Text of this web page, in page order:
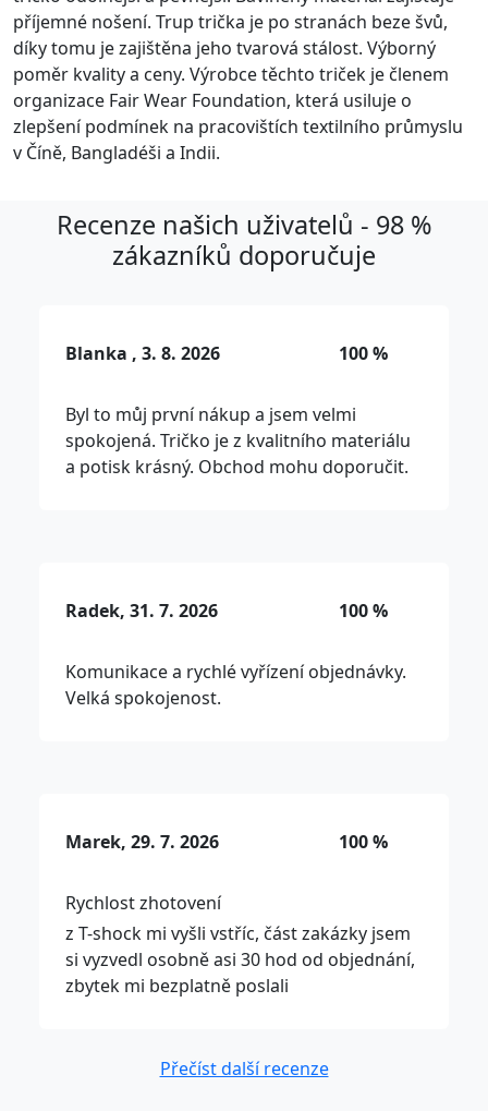
příjemné nošení. Trup trička je po stranách beze švů,
díky tomu je zajištěna jeho tvarová stálost. Výborný
poměr kvality a ceny. Výrobce těchto triček je členem
organizace Fair Wear Foundation, která usiluje o
zlepšení podmínek na pracovištích textilního průmyslu
v Číně, Bangladéši a Indii.
Recenze našich uživatelů - 98 %
zákazníků doporučuje
Blanka , 3. 8. 2026 100 %
Byl to můj první nákup a jsem velmi
spokojená. Tričko je z kvalitního materiálu
a potisk krásný. Obchod mohu doporučit.
Radek, 31. 7. 2026 100 %
Komunikace a rychlé vyřízení objednávky.
Velká spokojenost.
Marek, 29. 7. 2026 100 %
Rychlost zhotovení
z T-shock mi vyšli vstříc, část zakázky jsem
si vyzvedl osobně asi 30 hod od objednání,
zbytek mi bezplatně poslali
Přečíst další recenze